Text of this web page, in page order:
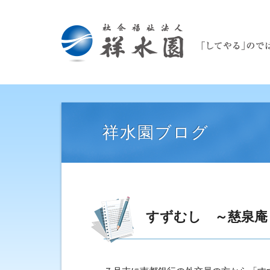
祥水園ブログ
すずむし ～慈泉庵